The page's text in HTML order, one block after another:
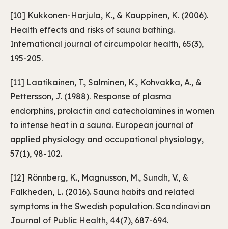
[10] Kukkonen-Harjula, K., & Kauppinen, K. (2006).
Health effects and risks of sauna bathing.
International journal of circumpolar health, 65(3),
195-205.
[11] Laatikainen, T., Salminen, K., Kohvakka, A., &
Pettersson, J. (1988). Response of plasma
endorphins, prolactin and catecholamines in women
to intense heat in a sauna. European journal of
applied physiology and occupational physiology,
57(1), 98-102.
[12] Rönnberg, K., Magnusson, M., Sundh, V., &
Falkheden, L. (2016). Sauna habits and related
symptoms in the Swedish population. Scandinavian
Journal of Public Health, 44(7), 687-694.